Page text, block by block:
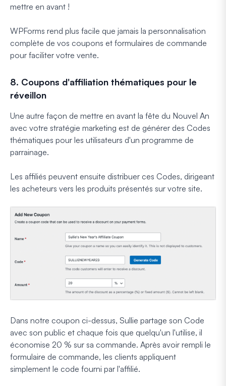
mettre en avant !
WPForms rend plus facile que jamais la personnalisation
complète de vos coupons et formulaires de commande
pour faciliter votre vente.
8. Coupons d'affiliation thématiques pour le
réveillon
Une autre façon de mettre en avant la fête du Nouvel An
avec votre stratégie marketing est de générer des Codes
thématiques pour les utilisateurs d'un programme de
parrainage.
Les affiliés peuvent ensuite distribuer ces Codes, dirigeant
les acheteurs vers les produits présentés sur votre site.
Dans notre coupon ci-dessus, Sullie partage son Code
avec son public et chaque fois que quelqu'un l'utilise, il
économise 20 % sur sa commande. Après avoir rempli le
formulaire de commande, les clients appliquent
simplement le code fourni par l'affilié.